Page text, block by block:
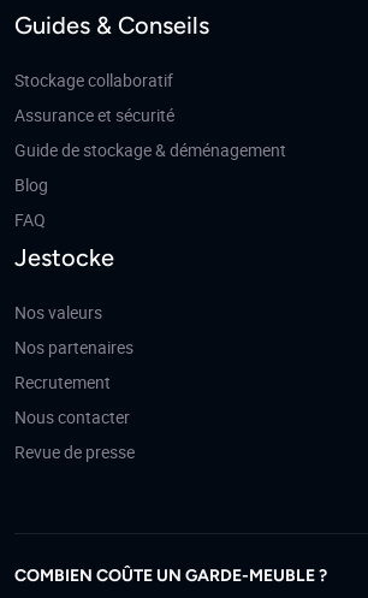
Guides & Conseils
Stockage collaboratif
Assurance et sécurité
Guide de stockage & déménagement
Blog
FAQ
Jestocke
Nos valeurs
Nos partenaires
Recrutement
Nous contacter
Revue de presse
COMBIEN COÛTE UN GARDE-MEUBLE ?